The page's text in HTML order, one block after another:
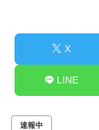
X
LINE
速報中